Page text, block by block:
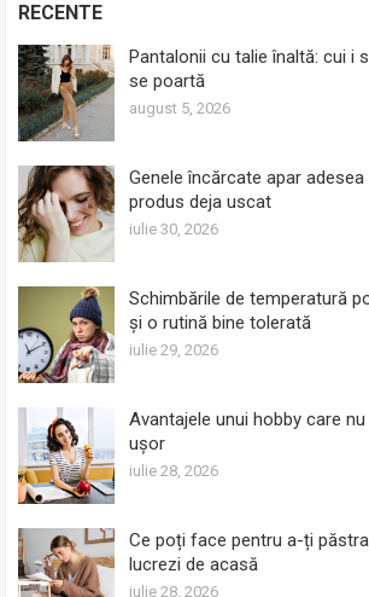
RECENTE
Pantalonii cu talie înaltă: cui i
se poartă
august 5, 2026
Genele încărcate apar
produs deja uscat
iulie 30, 2026
Schimbările de temperatură
și o rutină bine tolerată
iulie 29, 2026
Avantajele unui hobby care
ușor
iulie 28, 2026
Ce poți face pentru a-ți
lucrezi de acasă
iulie 28, 2026